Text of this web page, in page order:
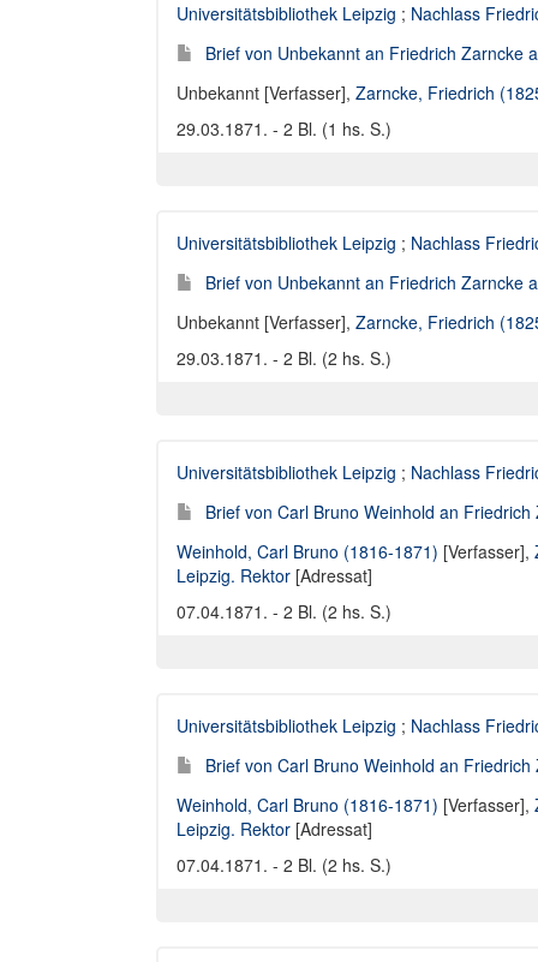
Universitätsbibliothek Leipzig ; Nachlass
Brief von Unbekannt an Friedrich Zarncke
Unbekannt [Verfasser], Zarncke, Friedrich
29.03.1871. - 2 Bl. (1 hs. S.)
Universitätsbibliothek Leipzig ; Nachlass
Brief von Unbekannt an Friedrich Zarncke
Unbekannt [Verfasser], Zarncke, Friedrich
29.03.1871. - 2 Bl. (2 hs. S.)
Universitätsbibliothek Leipzig ; Nachlass
Brief von Carl Bruno Weinhold an
Weinhold, Carl Bruno (1816-1871) [Verfasser],
Leipzig. Rektor [Adressat]
07.04.1871. - 2 Bl. (2 hs. S.)
Universitätsbibliothek Leipzig ; Nachlass
Brief von Carl Bruno Weinhold an
Weinhold, Carl Bruno (1816-1871) [Verfasser],
Leipzig. Rektor [Adressat]
07.04.1871. - 2 Bl. (2 hs. S.)